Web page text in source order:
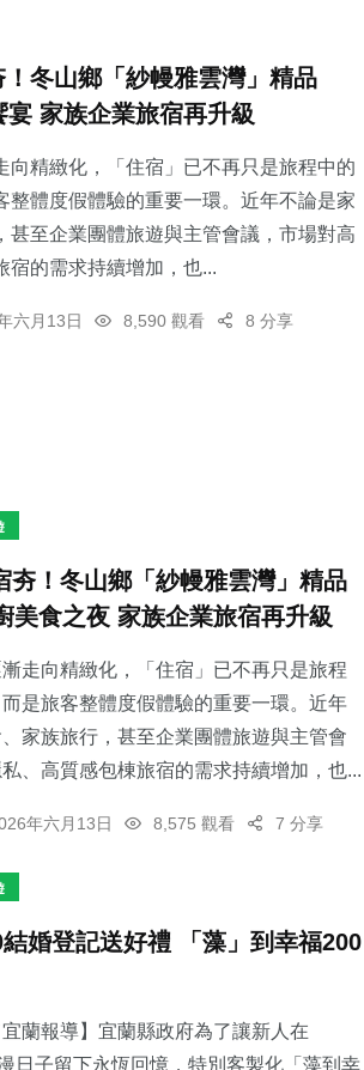
冬山鄉「紗幔雅雲灣」精品
家族企業旅宿再升級
向精緻化，「住宿」已不再只是旅程中的
整體度假體驗的重要一環。近年不論是家
甚至企業團體旅遊與主管會議，市場對高
宿的需求持續增加，也...
六月13日 8,590 觀看 8 分享
夯！冬山鄉「紗幔雅雲灣」精品
美食之夜 家族企業旅宿再升級
走向精緻化，「住宿」已不再只是旅程
是旅客整體度假體驗的重要一環。近年
家族旅行，甚至企業團體旅遊與主管會
、高質感包棟旅宿的需求持續增加，也...
年六月13日 8,575 觀看 7 分享
婚登記送好禮 「藻」到幸福200
宜蘭報導】宜蘭縣政府為了讓新人在
日子留下永恆回憶，特別客製化「藻到幸